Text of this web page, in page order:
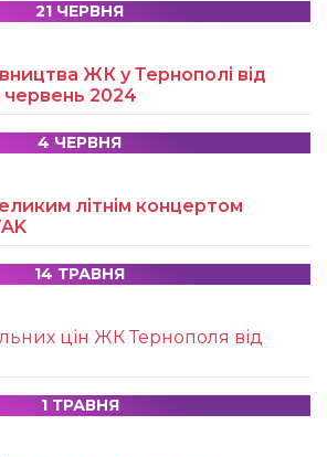
21 ЧЕРВНЯ
ЖК у Тернополі від
2024
4 ЧЕРВНЯ
літнім концертом
14 ТРАВНЯ
цін ЖК Тернополя від
1 ТРАВНЯ